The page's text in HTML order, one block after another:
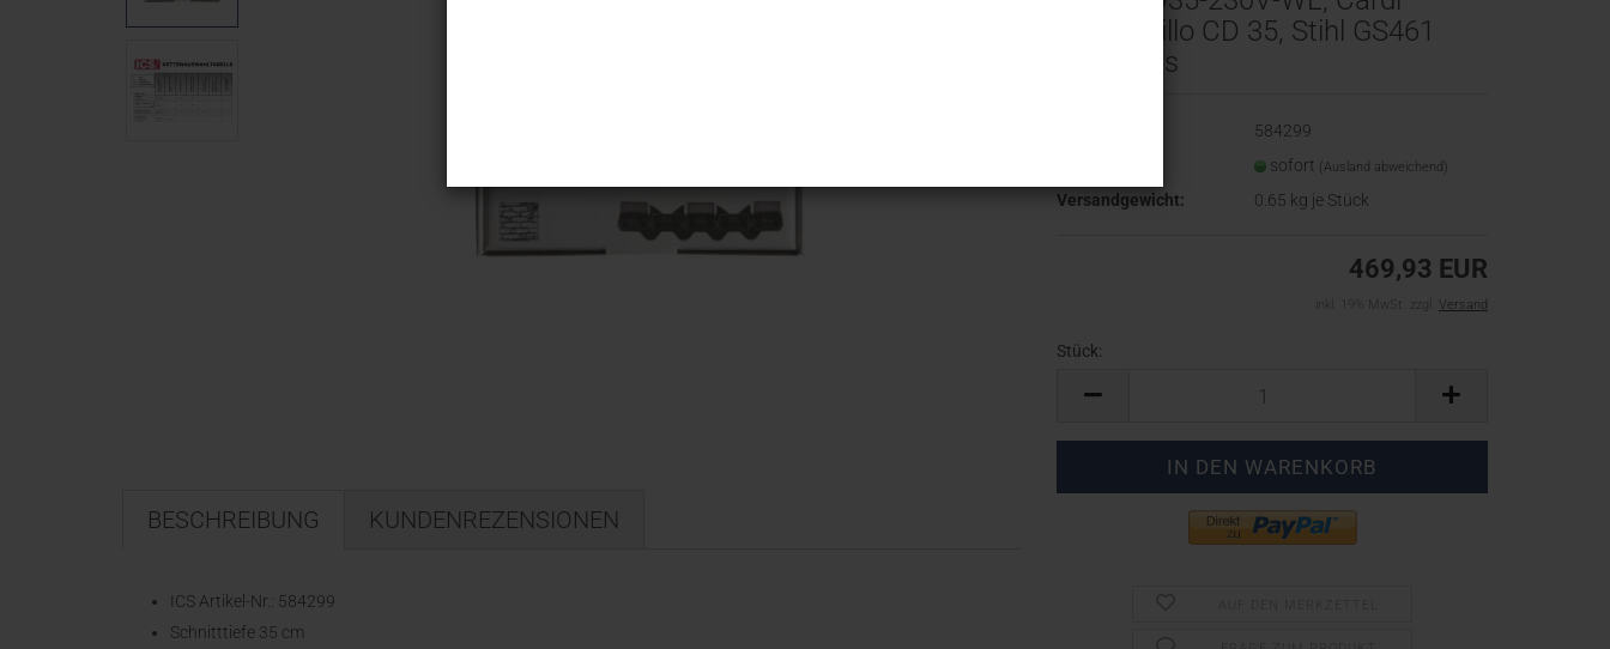
Coccodrillo CD 35, Stihl GS461
Rockboss
584299
sofort (Ausland abweichend)
Versandgewicht: 0.65 kg je Stück
469,93 EUR
inkl. 19% MwSt. zzgl. Versand
Stück:
Stück
BESCHREIBUNG KUNDENREZENSIONEN
ICS Artikel-Nr.: 584299
Schnitttiefe 35 cm